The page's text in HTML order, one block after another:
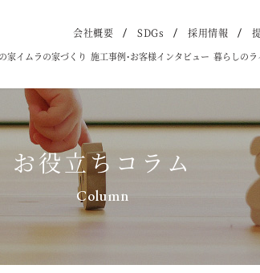
会社概要 SDGs 採用情報
家イムラの家づくり 施工事例・お客様インタビュー 暮らしの
お役立ちコラム
Column